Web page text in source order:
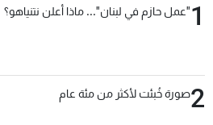
1"عمل حازم في لبنان"... ماذا أعلن نتنياهو؟
2صورة خُبئت لأكثر من مئة عام